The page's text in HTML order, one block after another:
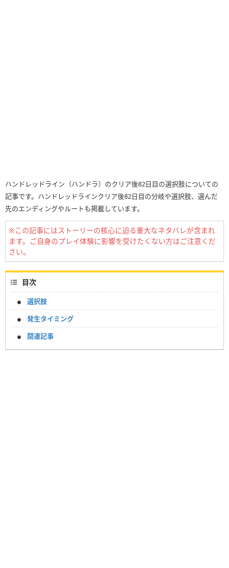
ハンドレッドライン（ハンドラ）のクリア後82日目の選択肢についての
記事です。ハンドレッドラインクリア後82日目の分岐や選択肢、選んだ
先のエンディングやルートも掲載しています。
※この記事にはストーリーの核心に迫る重大なネタバレが含まれ
ます。ご自身のプレイ体験に影響を受けたくない方はご注意くだ
さい。
目次
選択肢
発生タイミング
関連記事